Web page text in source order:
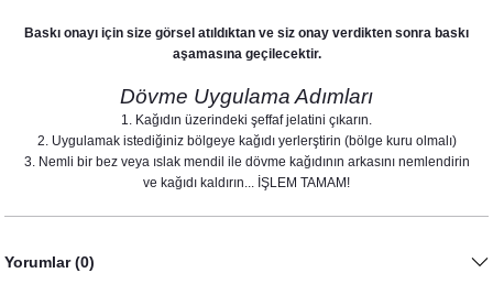
Baskı onayı için size görsel atıldıktan ve siz onay verdikten sonra baskı
aşamasına geçilecektir.
Dövme Uygulama Adımları
1. Kağıdın üzerindeki şeffaf jelatini çıkarın.
2. Uygulamak istediğiniz bölgeye kağıdı yerlerştirin (bölge kuru olmalı)
3. Nemli bir bez veya ıslak mendil ile dövme kağıdının arkasını nemlendirin
ve kağıdı kaldırın... İŞLEM TAMAM!
Yorumlar (0)